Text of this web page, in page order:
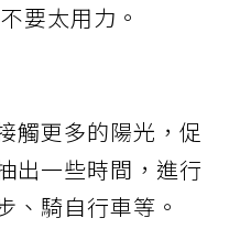
要太用力。
觸更多的陽光，促
出一些時間，進行
、騎自行車等。